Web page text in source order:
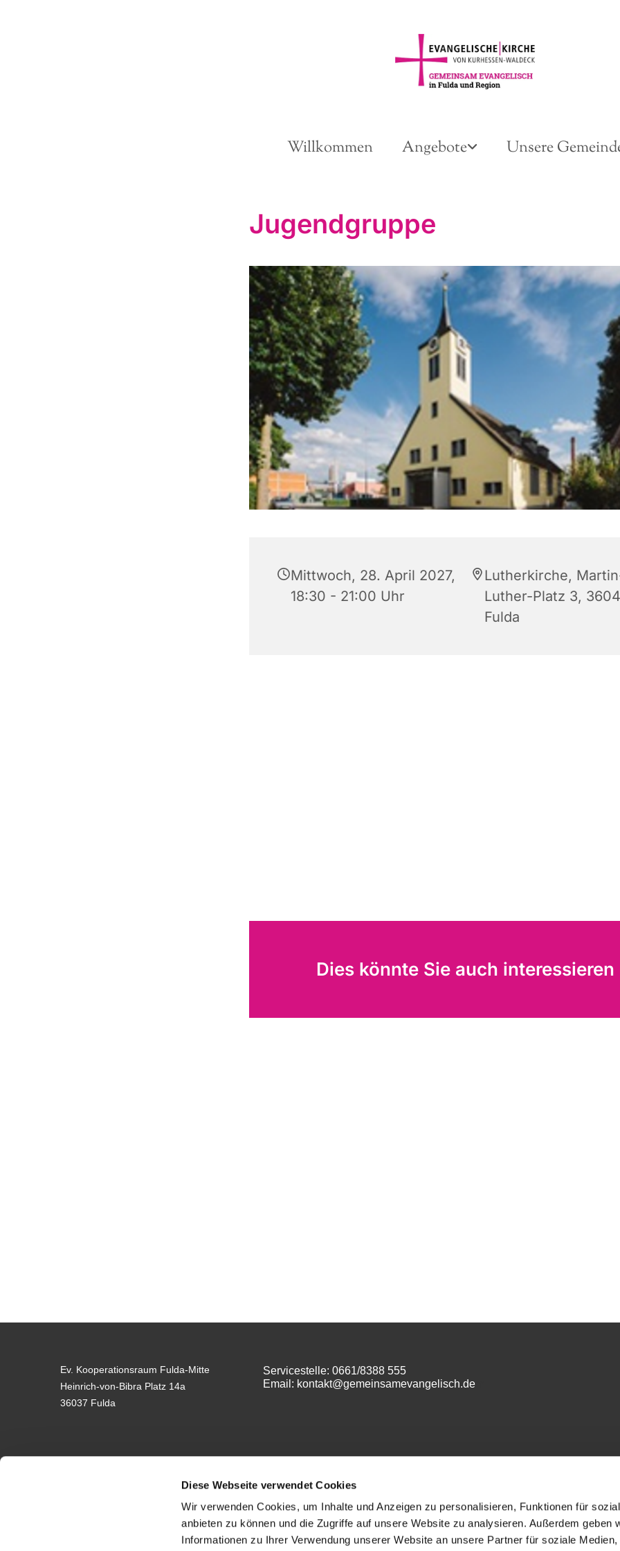
Diese Webseite verwendet Cookies
Wir verwenden Cookies, um Inhalte und Anzeigen zu personalisieren, Funktionen für
anbieten zu können und die Zugriffe auf unsere Website zu analysieren. Außerdem geben
Informationen zu Ihrer Verwendung unserer Website an unsere Partner für soziale Medien,
Willkommen Angebote Unsere
Jugendgruppe
Mittwoch, 28. April 2027,
18:30 - 21:00 Uhr
Lutherkirche,
Luther-Platz 3,
Fulda
Dies könnte Sie auch interessieren
Ev. Kooperationsraum Fulda-Mitte
Heinrich-von-Bibra Platz 14a
36037 Fulda
Servicestelle: 0661/8388 555
Email: kontakt@gemeinsamevangelisch.dem
Datenschutz